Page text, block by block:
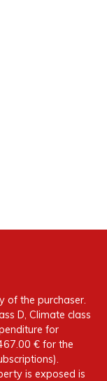
of the purchaser.
D, Climate class
for
€ for the
is exposed is